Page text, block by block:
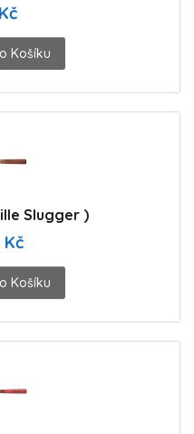
Košíku
Slugger )
Kč
Košíku